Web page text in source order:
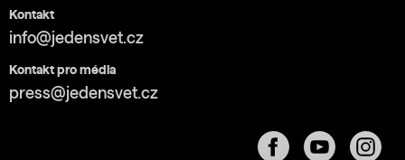
Kontakt
info@jedensvet.cz
Kontakt pro média
press@jedensvet.cz